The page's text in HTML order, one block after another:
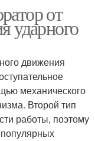
от
ударного
движения
механического
Второй тип
работы, поэтому